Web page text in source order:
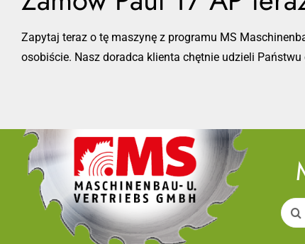
Zapytaj teraz o tę maszynę z programu MS
osobiście. Nasz doradca klienta chętnie udzieli
for: